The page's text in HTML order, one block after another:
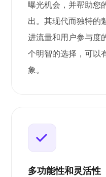
曝光机会，并帮助您
出。其现代而独特的
进流量和用户参与度
个明智的选择，可以
象。
多功能性和灵活性